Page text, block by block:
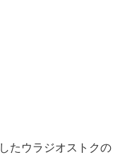
たウラジオストクの